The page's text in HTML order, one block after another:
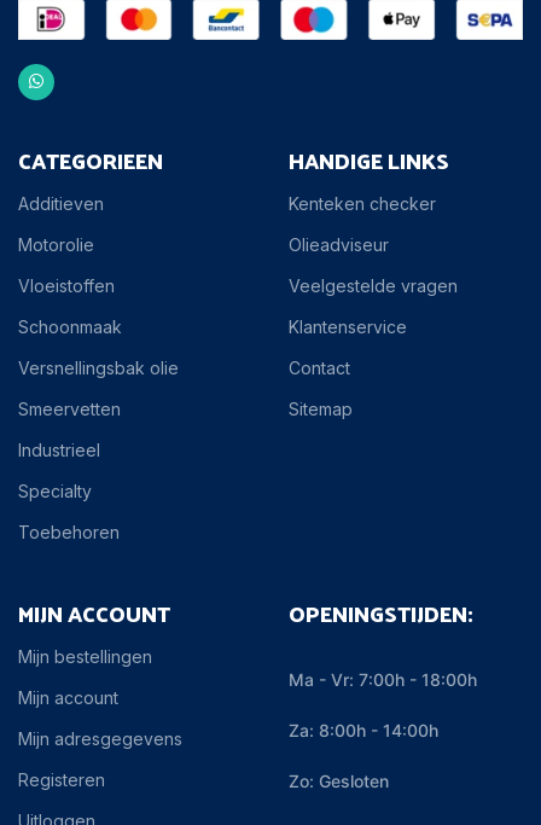
CATEGORIEEN
Additieven
Motorolie
Vloeistoffen
Schoonmaak
Versnellingsbak olie
Smeervetten
Industrieel
Specialty
Toebehoren
HANDIGE LINKS
Kenteken checker
Olieadviseur
Veelgestelde vragen
Klantenservice
Contact
Sitemap
MIJN ACCOUNT
Mijn bestellingen
Mijn account
Mijn adresgegevens
Registeren
Uitloggen
OPENINGSTIJDEN:
Ma - Vr: 7:00h - 18:00h
Za: 8:00h - 14:00h
Zo: Gesloten